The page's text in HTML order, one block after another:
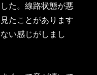
た。線路状態が悪
たことがあります
い感じがしまし